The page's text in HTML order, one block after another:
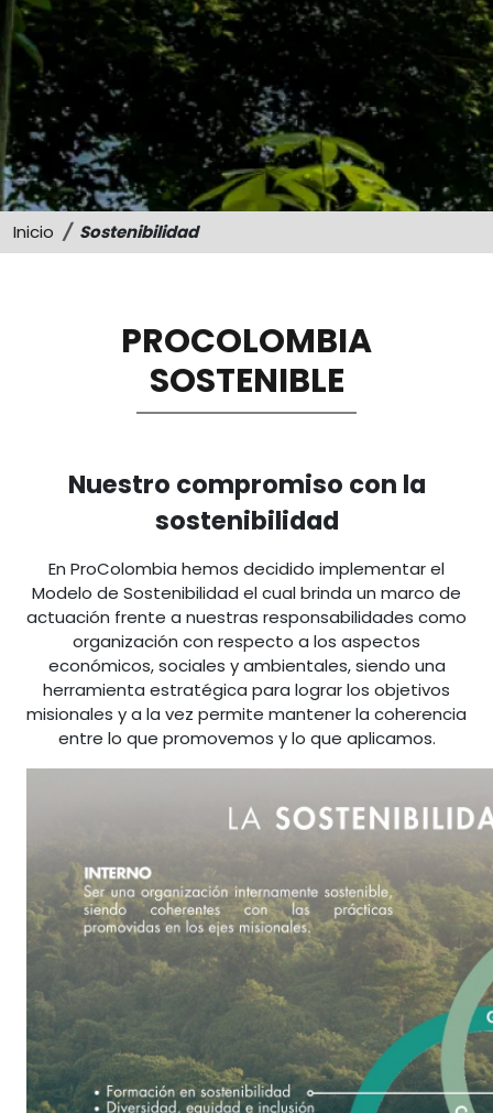
Sostenibilidad
Memorias
Inicio Sostenibilidad
PROCOLOMBIA
SOSTENIBLE
Nuestro compromiso con la
sostenibilidad
En ProColombia hemos decidido implementar el
Modelo de Sostenibilidad el cual brinda un marco de
actuación frente a nuestras responsabilidades como
organización con respecto a los aspectos
económicos, sociales y ambientales, siendo una
herramienta estratégica para lograr los objetivos
misionales y a la vez permite mantener la coherencia
entre lo que promovemos y lo que aplicamos.